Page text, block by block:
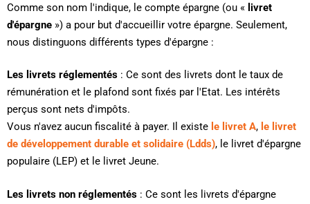
Comme son nom l'indique, le compte épargne (ou « livret
d'épargne ») a pour but d'accueillir votre épargne. Seulement,
nous distinguons différents types d'épargne :
Les livrets réglementés : Ce sont des livrets dont le taux de
rémunération et le plafond sont fixés par l'Etat. Les intérêts
perçus sont nets d'impôts.
Vous n'avez aucun fiscalité à payer. Il existe le livret A, le livret
de développement durable et solidaire (Ldds), le livret d'épargne
populaire (LEP) et le livret Jeune.
Les livrets non réglementés : Ce sont les livrets d'épargne